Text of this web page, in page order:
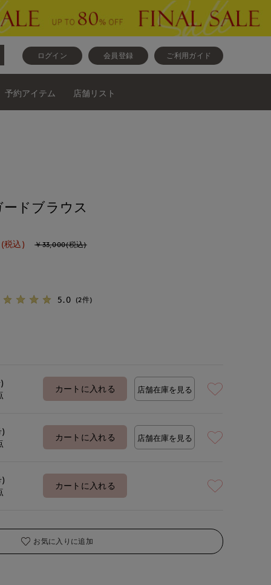
ログイン 会員登録 ご利用ガイド
予約アイテム 店舗リスト
ドブラウス
(税込) ￥33,000(税込)
5.0 (2件)
カートに入れる 店舗在庫を見る
カートに入れる 店舗在庫を見る
)
カートに入れる
お気に入りに追加